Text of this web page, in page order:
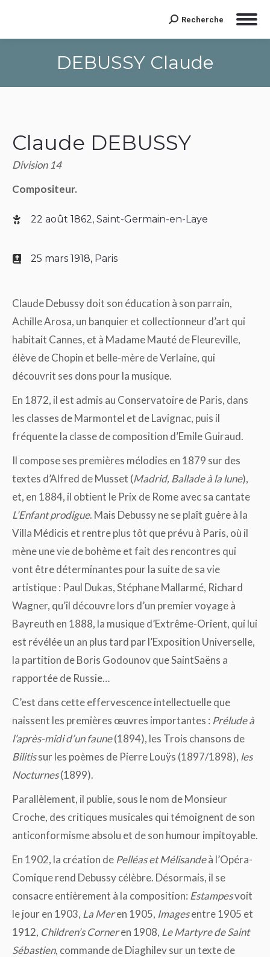
Search:
Recherche
DEBUSSY Claude
Claude DEBUSSY
Division 14
Compositeur.
22 août 1862, Saint-Germain-en-Laye
25 mars 1918, Paris
Claude Debussy doit son éducation à son parrain,
Achille Arosa, un banquier et collectionneur d’art qui
habitait Cannes, et à Madame Mauté de Fleureville,
élève de Chopin et belle-mère de Verlaine, qui
découvrit ses dons pour la musique.
En 1872, il est admis au Conservatoire de Paris, dans
les classes de Marmontel et de Lavignac, puis il
fréquente la classe de composition d’Emile Guiraud.
Il compose ses premières mélodies en 1879 sur des
textes d’Alfred de Musset (Madrid, Ballade à la lune),
et, en 1884, il obtient le Prix de Rome avec sa cantate
L’Enfant prodigue. Mais Debussy ne se plaît guère à la
Villa Médicis et rentre plus tôt que prévu à Paris, où il
mène une vie de bohème et fait des rencontres qui
vont être déterminantes pour la suite de sa vie
artistique : Paul Dukas, Stéphane Mallarmé, Richard
Wagner, qu’il découvre lors d’un premier voyage à
Bayreuth en 1888, la musique d’Extrême-Orient, qui lui
est révélée un an plus tard par l’Exposition Universelle,
la partition de Boris Godounov que SaintSaëns a
rapportée de Russie…
C’est dans cette effervescence intellectuelle que
naissent les premières œuvres importantes : Prélude à
l’après-midi d’un faune(1894), les Trois chansons de
Bilitissur les poèmes de Pierre Louÿs (1897/1898), les
Nocturnes(1899).
Parallèlement, il publie, sous le nom de Monsieur
Croche, des critiques musicales qui témoignent de son
anticonformisme absolu et de son humour impitoyable.
En 1902, la création de Pelléas et Mélisandeà l’Opéra-
Comique rend Debussy célèbre. Désormais, il se
consacre entièrement à la composition: Estampesvoit
le jour en 1903, La Meren 1905, Imagesentre 1905 et
1912, Children’s Corneren 1908, Le Martyre de Saint
Sébastien, commande de Diaghilev sur un texte de